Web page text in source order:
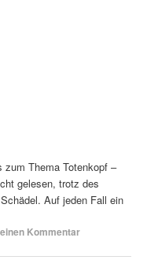
zum Thema Totenkopf –
gelesen, trotz des
Auf jeden Fall ein
Kommentar